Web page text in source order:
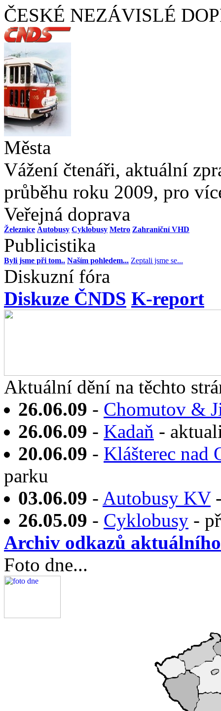
ČESKÉ NEZÁVISLÉ
Města
Vážení čtenáři, aktuální
průběhu roku 2009, pro
Veřejná doprava
Železnice Autobusy Cyklobusy Metro Zahraniční VHD
Publicistika
Byli jsme při tom.. Naším pohledem... Zeptali jsme se...
Diskuzní fóra
Diskuze ČNDS K-report
Aktuální dění na těchto
26.06.09 - Chomutov &
26.06.09 - Kadaň -
20.06.09 - Klášterec nad
parku
03.06.09 - Autobusy KV-
26.05.09 - Cyklobusy -
Archiv odkazů
Foto dne...